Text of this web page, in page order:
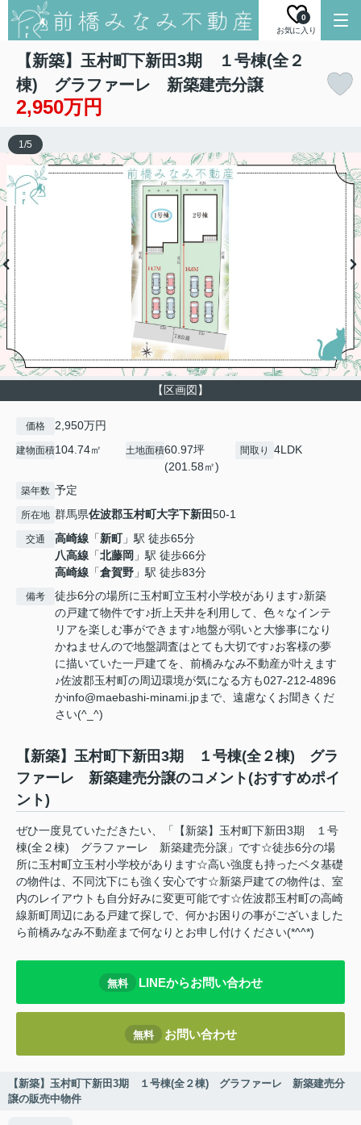
お気に入り
0
【新築】玉村町下新田3期 １号棟(全２
棟) グラファーレ 新築建売分譲
2,950万円
【区画図】
1/5
価格 2,950万円
建物面積104.74㎡ 土地面積60.97坪
(201.58㎡)
間取り 4LDK
築年数 予定
所在地 群馬県佐波郡玉村町大字下新田50-1
交通 高崎線 「新町」駅 徒歩65分
八高線 「北藤岡 」駅 徒歩66分
高崎線 「倉賀野 」駅 徒歩83分
備考
徒歩6分の場所に玉村町立玉村小学校があります♪新築
の戸建て物件です♪折上天井を利用して、色々なインテ
リアを楽しむ事ができます♪地盤が弱いと大惨事になり
かねませんので地盤調査はとても大切です♪お客様の夢
に描いていた一戸建てを、前橋みなみ不動産が叶えます
♪佐波郡玉村町の周辺環境が気になる方も027-212-4896
かinfo@maebashi-minami.jpまで、遠慮なくお聞きくだ
さい(^_^)
【新築】玉村町下新田3期 １号棟(全２棟) グラ
ファーレ 新築建売分譲のコメント(おすすめポイ
ント)
ぜひ一度見ていただきたい、「【新築】玉村町下新田3期 １号
棟(全２棟) グラファーレ 新築建売分譲」です☆徒歩6分の場
所に玉村町立玉村小学校があります☆高い強度も持ったベタ基礎
の物件は、不同沈下にも強く安心です☆新築戸建ての物件は、室
内のレイアウトも自分好みに変更可能です☆佐波郡玉村町の高崎
線新町周辺にある戸建て探しで、何かお困りの事がございました
ら前橋みなみ不動産まで何なりとお申し付けください(*^^*)
無料 LINEからお問い合わせ
無料 お問い合わせ
【新築】玉村町下新田3期 １号棟(全２棟) グラファーレ 新築建売分
譲の販売中物件